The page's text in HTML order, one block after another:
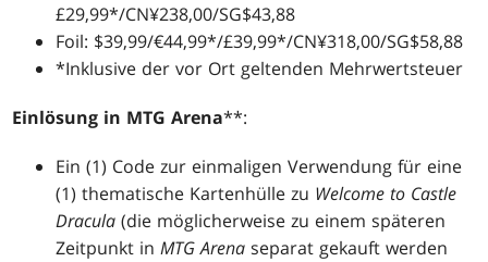
£29,99*/CN¥238,00/SG$43,88
Foil: $39,99/€44,99*/£39,99*/CN¥318,00/SG$58,88
*Inklusive der vor Ort geltenden Mehrwertsteuer
Einlösung in MTG Arena**:
Ein (1) Code zur einmaligen Verwendung für eine
(1) thematische Kartenhülle zu Welcome to Castle
Dracula (die möglicherweise zu einem späteren
Zeitpunkt inMTG Arena separat gekauft werden